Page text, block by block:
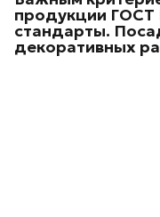
продукции ГОСТ
стандарты.
декоративных